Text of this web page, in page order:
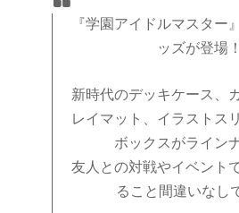
『学園アイドルマスター
ッズが登場！
新時代のデッキケース、
レイマット、イラストス
ボックスがライン
友人との対戦やイベント
ること間違いなし